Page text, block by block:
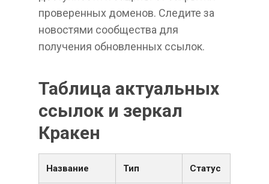
проверенных доменов. Следите за
новостями сообщества для
получения обновленных ссылок.
Таблица актуальных
ссылок и зеркал
Кракен
Название Тип Статус